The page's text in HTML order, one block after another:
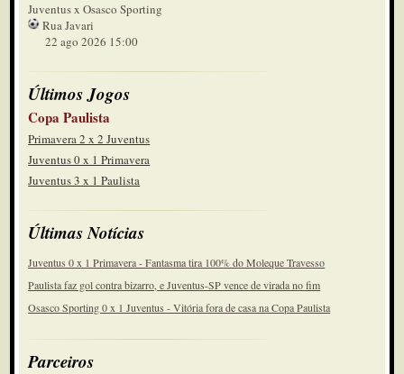
Juventus x Osasco Sporting
Rua Javari
22 ago 2026 15:00
Últimos Jogos
Copa Paulista
Primavera 2 x 2 Juventus
Juventus 0 x 1 Primavera
Juventus 3 x 1 Paulista
Últimas Notícias
Juventus 0 x 1 Primavera - Fantasma tira 100% do Moleque Travesso
Paulista faz gol contra bizarro, e Juventus-SP vence de virada no fim
Osasco Sporting 0 x 1 Juventus - Vitória fora de casa na Copa Paulista
Parceiros